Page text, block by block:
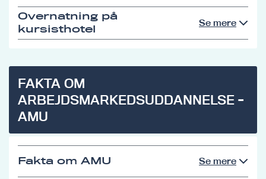
Overnatning på
kursisthotel
Se mere
FAKTA OM
ARBEJDSMARKEDSUDDANNELSE -
AMU
Fakta om AMU Se mere